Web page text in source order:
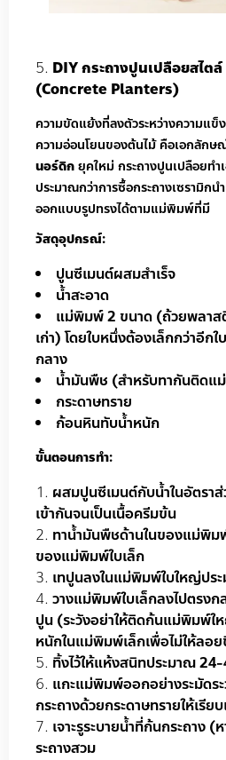
DIY กระถางปูนเปลือยสไ
(Concrete Planters)
ความขัดแย้งที่ลงตัวระหว่างความแ
ความอ่อนโยนของต้นไม้ คือเอกลัก
นอร์ดิกยุคใหม่ กระถางปูนเปลือยทำ
ประมาณกว่าการซื้อกระถางเซรามิกน
ออกแบบรูปทรงได้ตามแม่พิมพ์ที่มี
วัสดุอุปกรณ์:
ปูนซีเมนต์ผสมสำเร็จ
น้ำสะอาด
แม่พิมพ์ 2 ขนาด (ถ้วยพลา
เก่า) โดยใบหนึ่งต้องเล็กกว่าอีก
กลาง
น้ำมันพืช (สำหรับทากันติด
กระดาษทราย
ก้อนหินทับน้ำหนัก
ขั้นตอนการทำ:
ผสมปูนซีเมนต์กับน้ำในอัตรา
เข้ากันจนเป็นเนื้อครีมข้น
ทาน้ำมันพืชด้านในของแม่พิม
ของแม่พิมพ์ใบเล็ก
เทปูนลงในแม่พิมพ์ใบใหญ่ปร
วางแม่พิมพ์ใบเล็กลงไปตรงก
ปูน (ระวังอย่าให้ติดก้นแม่พิมพ์ใ
หนักในแม่พิมพ์เล็กเพื่อไม่ให้ลอ
ทิ้งไว้ให้แห้งสนิทประมาณ
แกะแม่พิมพ์ออกอย่างระมัดร
กระถางด้วยกระดาษทรายให้เรีย
เจาะรูระบายน้ำที่ก้นกระถาง (
ระถางสวม